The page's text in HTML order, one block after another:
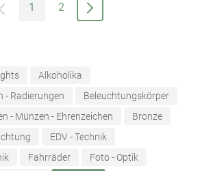
1 2
Alkoholika
- Radierungen
Beleuchtungskörper
- Münzen - Ehrenzeichen
Bronze
EDV - Technik
Fahrräder
Foto - Optik